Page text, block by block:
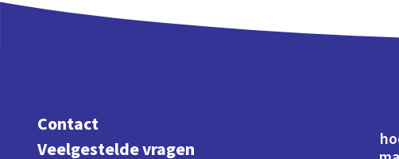
Contact
Veelgestelde vragen